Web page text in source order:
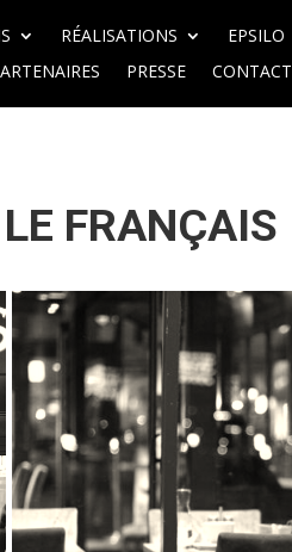
RÉALISATIONS EPSILO
PRESSE CONTACT
LE FRANÇAIS